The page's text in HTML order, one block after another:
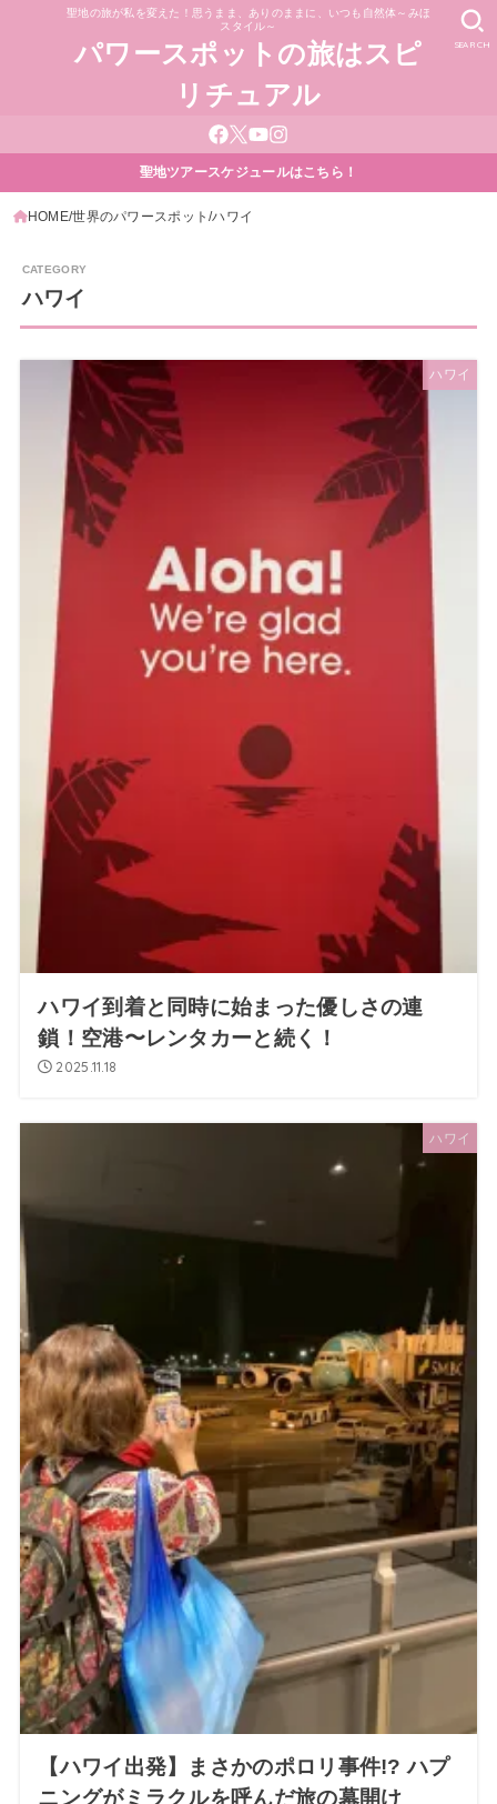
聖地の旅が私を変えた！思うまま、ありのままに、いつも自然体～みほ
スタイル～
パワースポットの旅はスピ
リチュアル
SEARCH
聖地ツアースケジュールはこちら！
HOME 世界のパワースポット ハワイ
ハワイ
ハワイ
ハワイ到着と同時に始まった優しさの連
鎖！空港〜レンタカーと続く！
2025.11.18
ハワイ
【ハワイ出発】まさかのポロリ事件!? ハプ
ニングがミラクルを呼んだ旅の幕開け